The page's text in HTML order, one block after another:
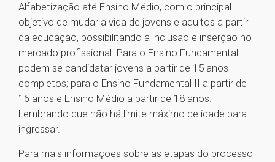
Alfabetização até Ensino Médio, com o principal
objetivo de mudar a vida de jovens e adultos a partir
da educação, possibilitando a inclusão e inserção no
mercado profissional. Para o Ensino Fundamental I
podem se candidatar jovens a partir de 15 anos
completos; para o Ensino Fundamental II a partir de
16 anos e Ensino Médio a partir de 18 anos.
Lembrando que não há limite máximo de idade para
ingressar.
Para mais informações sobre as etapas do processo